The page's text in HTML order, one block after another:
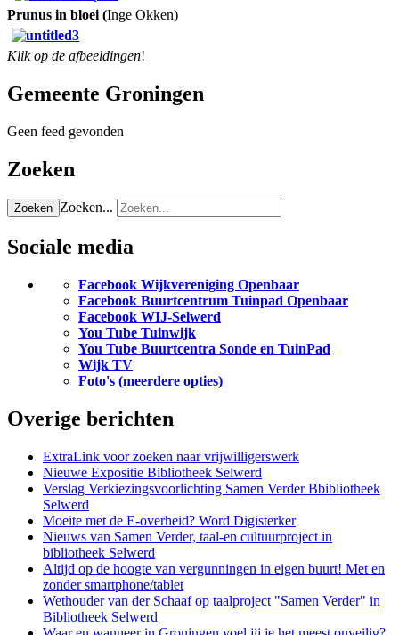
Prunus in bloei (Inge Okken)
Klik op de afbeeldingen!
Gemeente Groningen
Geen feed gevonden
Zoeken
Zoeken Zoeken...
Sociale media
Facebook Wijkvereniging Openbaar
Facebook Buurtcentrum Tuinpad Openbaar
Facebook WIJ-Selwerd
You Tube Tuinwijk
You Tube Buurtcentra Sonde en TuinPad
Wijk TV
Foto's (meerdere opties)
Overige berichten
ExtraLink voor zoeken naar vrijwilligerswerk
Nieuwe Expositie Bibliotheek Selwerd
Verslag Verkiezingsvoorlichting Samen Verder Bbibliotheek
Selwerd
Moeite met de E-overheid? Word Digisterker
Nieuws van Samen Verder, taal-en cultuurproject in
bibliotheek Selwerd
Altijd op de hoogte van vergunningen in eigen buurt! Met en
zonder smartphone/tablet
Wethouder van der Schaaf op taalproject "Samen Verder" in
Bibliotheek Selwerd